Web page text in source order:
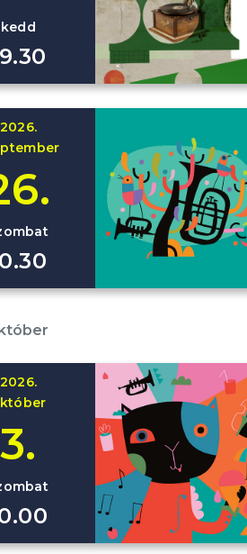
kedd
2026.
2026.
3.